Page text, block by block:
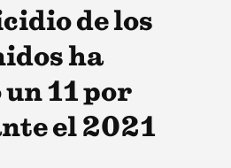
de los
ha
11 por
el 2021